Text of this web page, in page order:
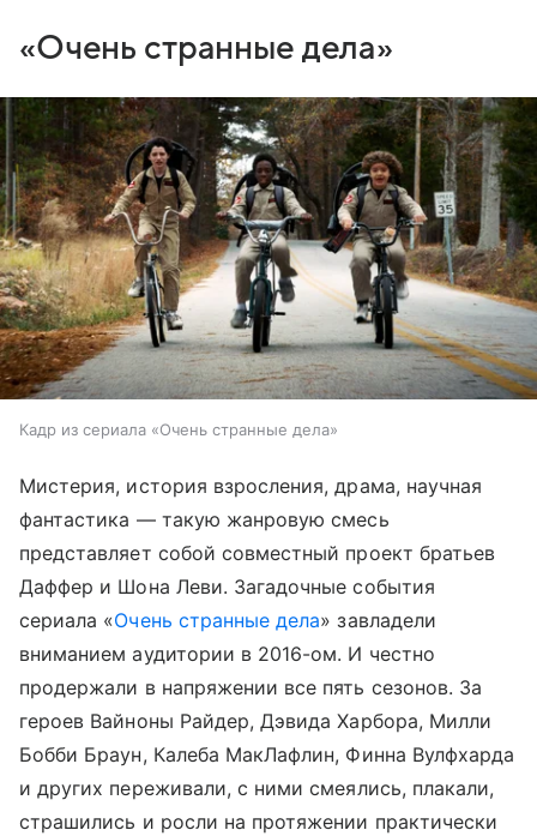
«Очень странные дела»
Кадр из сериала «Очень странные дела»
Мистерия, история взросления, драма, научная
фантастика — такую жанровую смесь
представляет собой совместный проект братьев
Даффер и Шона Леви. Загадочные события
сериала «Очень странные дела» завладели
вниманием аудитории в 2016-ом. И честно
продержали в напряжении все пять сезонов. За
героев Вайноны Райдер, Дэвида Харбора, Милли
Бобби Браун, Калеба МакЛафлин, Финна Вулфхарда
и других переживали, с ними смеялись, плакали,
страшились и росли на протяжении практически